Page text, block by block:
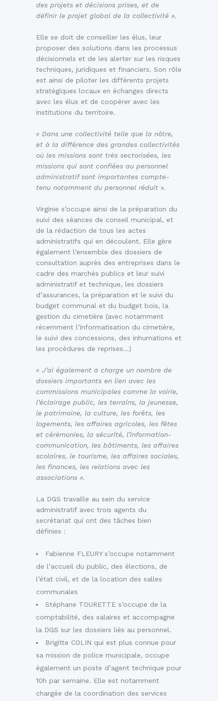
des projets et décisions prises, et de
définir le projet global de la collectivité ».
Elle se doit de conseiller les élus, leur
proposer des solutions dans les processus
décisionnels et de les alerter sur les risques
techniques, juridiques et financiers. Son rôle
est ainsi de piloter les différents projets
stratégiques locaux en échanges directs
avec les élus et de coopérer avec les
institutions du territoire.
« Dans une collectivité telle que la nôtre,
et à la différence des grandes collectivités
où les missions sont très sectorisées, les
missions qui sont confiées au personnel
administratif sont importantes compte-
tenu notamment du personnel réduit ».
Virginie s’occupe ainsi de la préparation du
suivi des séances de conseil municipal, et
de la rédaction de tous les actes
administratifs qui en découlent. Elle gère
également l’ensemble des dossiers de
consultation auprès des entreprises dans le
cadre des marchés publics et leur suivi
administratif et technique, les dossiers
d’assurances, la préparation et le suivi du
budget communal et du budget bois, la
gestion du cimetière (avec notamment
récemment l’informatisation du cimetière,
le suivi des concessions, des inhumations et
les procédures de reprises…)
« J’ai également à charge un nombre de
dossiers importants en lien avec les
commissions municipales comme la voirie,
l’éclairage public, les terrains, la jeunesse,
le patrimoine, la culture, les forêts, les
logements, les affaires agricoles, les fêtes
et cérémonies, la sécurité, l’information-
communication, les bâtiments, les affaires
scolaires, le tourisme, les affaires sociales,
les finances, les relations avec les
associations ».
La DGS travaille au sein du service
administratif avec trois agents du
secrétariat qui ont des tâches bien
définies :
Fabienne FLEURY s’occupe notamment
de l’accueil du public, des élections, de
l’état civil, et de la location des salles
communales
Stéphane TOURETTE s’occupe de la
comptabilité, des salaires et accompagne
la DGS sur les dossiers liés au personnel.
Brigitte COLIN qui est plus connue pour
sa mission de police municipale, occupe
également un poste d’agent technique pour
10h par semaine. Elle est notamment
chargée de la coordination des services